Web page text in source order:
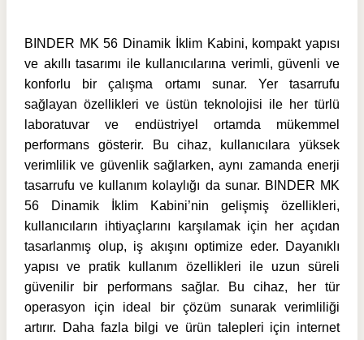
BINDER MK 56 Dinamik İklim Kabini, kompakt yapısı
ve akıllı tasarımı ile kullanıcılarına verimli, güvenli ve
konforlu bir çalışma ortamı sunar. Yer tasarrufu
sağlayan özellikleri ve üstün teknolojisi ile her türlü
laboratuvar ve endüstriyel ortamda mükemmel
performans gösterir. Bu cihaz, kullanıcılara yüksek
verimlilik ve güvenlik sağlarken, aynı zamanda enerji
tasarrufu ve kullanım kolaylığı da sunar. BINDER MK
56 Dinamik İklim Kabini’nin gelişmiş özellikleri,
kullanıcıların ihtiyaçlarını karşılamak için her açıdan
tasarlanmış olup, iş akışını optimize eder. Dayanıklı
yapısı ve pratik kullanım özellikleri ile uzun süreli
güvenilir bir performans sağlar. Bu cihaz, her tür
operasyon için ideal bir çözüm sunarak verimliliği
artırır. Daha fazla bilgi ve ürün talepleri için internet